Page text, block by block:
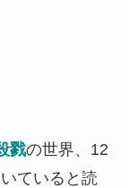
戮の世界、12
ていると読